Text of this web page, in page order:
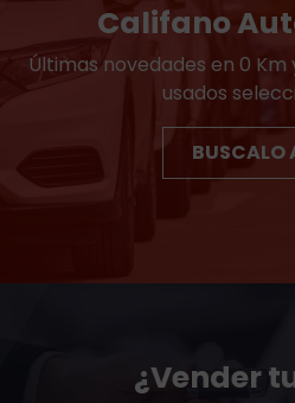
Califano
Últimas novedades en 0
usados
BUSCALO
¿Vender